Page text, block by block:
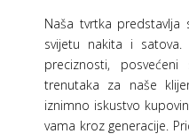
Naša tvrtka predstavlja
svijetu nakita i
preciznosti,
trenutaka za naše
iznimno iskustvo
vama kroz generacije.